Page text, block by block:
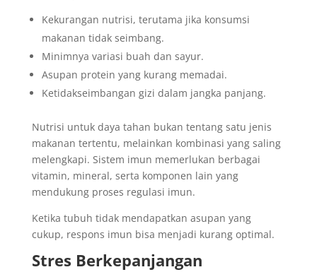
Kekurangan nutrisi, terutama jika konsumsi
makanan tidak seimbang.
Minimnya variasi buah dan sayur.
Asupan protein yang kurang memadai.
Ketidakseimbangan gizi dalam jangka panjang.
Nutrisi untuk daya tahan bukan tentang satu jenis
makanan tertentu, melainkan kombinasi yang saling
melengkapi. Sistem imun memerlukan berbagai
vitamin, mineral, serta komponen lain yang
mendukung proses regulasi imun.
Ketika tubuh tidak mendapatkan asupan yang
cukup, respons imun bisa menjadi kurang optimal.
Stres Berkepanjangan